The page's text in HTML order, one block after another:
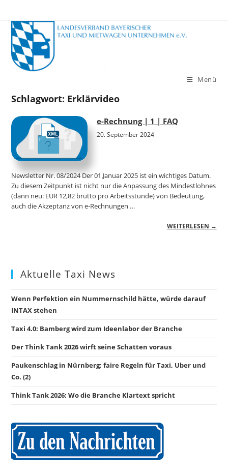
Inhalt
springen
Menü
Schlagwort: Erklärvideo
e-Rechnung | 1 | FAQ
20. September 2024
Newsletter Nr. 08/2024 Der 01.Januar 2025 ist ein wichtiges Datum.
Zu diesem Zeitpunkt ist nicht nur die Anpassung des Mindestlohnes
(dann neu: EUR 12,82 brutto pro Arbeitsstunde) von Bedeutung,
auch die Akzeptanz von e-Rechnungen …
WEITERLESEN →
Aktuelle Taxi News
Wenn Perfektion ein Nummernschild hätte, würde darauf
INTAX stehen
Taxi 4.0: Bamberg wird zum Ideenlabor der Branche
Der Think Tank 2026 wirft seine Schatten voraus
Paukenschlag in Nürnberg: faire Regeln für Taxi, Uber und
Co. (2)
Think Tank 2026: Wo die Branche Klartext spricht